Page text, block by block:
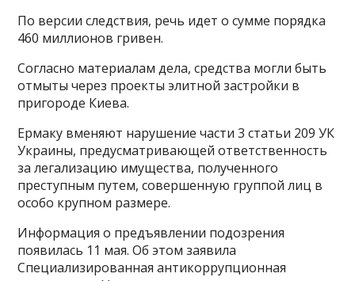
По версии следствия, речь идет о сумме порядка
460 миллионов гривен.
Согласно материалам дела, средства могли быть
отмыты через проекты элитной застройки в
пригороде Киева.
Ермаку вменяют нарушение части 3 статьи 209 УК
Украины, предусматривающей ответственность
за легализацию имущества, полученного
преступным путем, совершенную группой лиц в
особо крупном размере.
Информация о предъявлении подозрения
появилась 11 мая. Об этом заявила
Специализированная антикоррупционная